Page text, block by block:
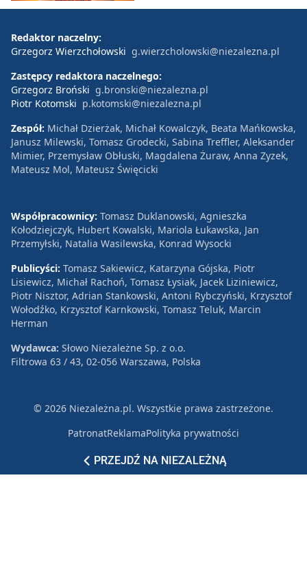
PRZEJDŹ NA NIEZALEŻNĄ
Redaktor naczelny:
Grzegorz Wierzchołowski g.wierzcholowski@niezalezna.pl
Zastępcy redaktora naczelnego:
Grzegorz Broński g.bronski@niezalezna.pl
Piotr Kotomski p.kotomski@niezalezna.pl
Zespół: Michał Dzierżak, Michał Kowalczyk, Beata Mańkowska,
Janusz Milewski, Tomasz Grodecki, Sabina Treffler, Aleksander
Mimier, Przemysław Obłuski, Magdalena Żuraw, Anna Zyzek,
Mateusz Mol, Mateusz Święcicki
Współpracownicy: Tomasz Duklanowski, Agnieszka
Kołodziejczyk, Hubert Kowalski, Mariola Łukawska, Jan
Przemyłski, Natalia Wasilewska, Konrad Wysocki
Publicyści: Tomasz Sakiewicz, Katarzyna Gójska, Piotr
Lisiewicz, Michał Rachoń, Tomasz Łysiak, Jacek Liziniewicz,
Piotr Nisztor, Adrian Stankowski, Antoni Rybczyński, Krzysztof
Wołodźko, Krzysztof Karnkowski, Tomasz Teluk, Marcin
Herman
Wydawca: Słowo Niezależne Sp. z o.o.
Filtrowa 63 / 43, 02-056 Warszawa, Polska
© 2026 Niezależna.pl. Wszystkie prawa zastrzeżone.
PatronatReklamaPolityka prywatności